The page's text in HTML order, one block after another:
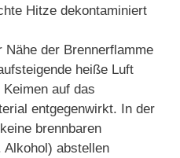
Hitze dekontaminiert
Nähe der Brennerflamme
heiße Luft
auf das
entgegenwirkt. In der
brennbaren
abstellen